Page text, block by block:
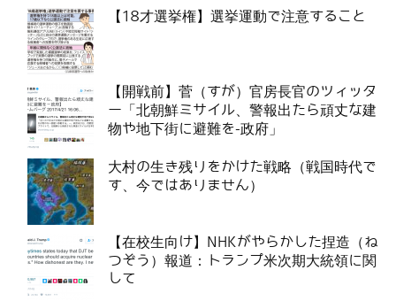
【18才選挙権】選挙運動で注意すること
【開戦前】菅（すが）官房長官のツィッタ
ー「北朝鮮ミサイル、警報出たら頑丈な建
物や地下街に避難を-政府」
大村の生き残りをかけた戦略（戦国時代で
す、今ではありません）
【在校生向け】NHKがやらかした捏造（ね
つぞう）報道：トランプ米次期大統領に関
して